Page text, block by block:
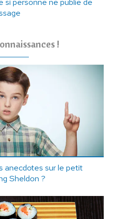
!
anecdotes sur le petit
Sheldon ?